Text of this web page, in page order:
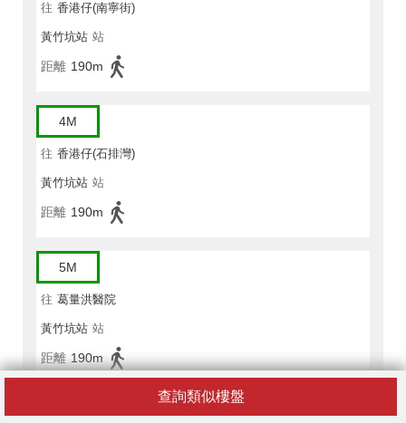
查詢類似樓盤
往 香港仔(南寧街)
黃竹坑站 站
距離 190m
4M
往 香港仔(石排灣)
黃竹坑站 站
距離 190m
5M
往 葛量洪醫院
黃竹坑站 站
距離 190m